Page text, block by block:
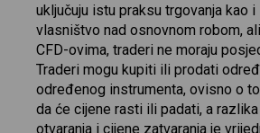
uključuju istu praksu trgovanja kao i
vlasništvo nad osnovnom robom,
CFD-ovima, traderi ne moraju
Traderi mogu kupiti ili prodati
određenog instrumenta, ovisno o
da će cijene rasti ili padati, a
otvaranja i cijene zatvaranja je